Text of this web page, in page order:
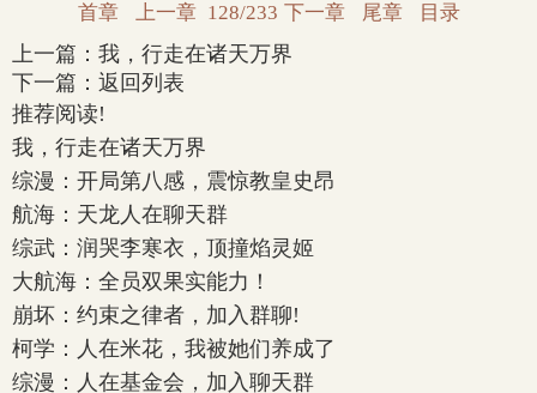
首章 上一章 128/233 下一章 尾章 目录
上一篇： 我，行走在诸天万界
下一篇： 返回列表
推荐阅读!
我，行走在诸天万界
综漫：开局第八感，震惊教皇史昂
航海：天龙人在聊天群
综武：润哭李寒衣，顶撞焰灵姬
大航海：全员双果实能力！
崩坏：约束之律者，加入群聊!
柯学：人在米花，我被她们养成了
综漫：人在基金会，加入聊天群